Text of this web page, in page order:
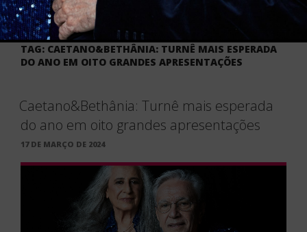
TAG: CAETANO&BETHÂNIA: TURNÊ MAIS ESPERADA
DO ANO EM OITO GRANDES APRESENTAÇÕES
Caetano&Bethânia: Turnê mais esperada
do ano em oito grandes apresentações
PUBLICADO
17 DE MARÇO DE 2024